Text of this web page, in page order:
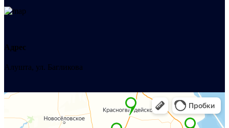
Адрес
Алушта, ул. Багликова